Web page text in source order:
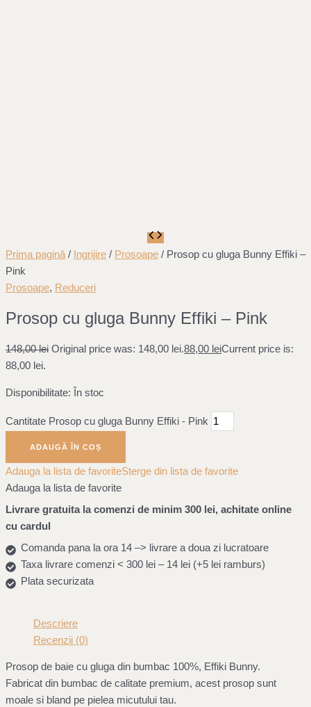
Prima pagină / Ingrijire / Prosoape / Prosop cu gluga Bunny Effiki –
Pink
Prosoape, Reduceri
Prosop cu gluga Bunny Effiki – Pink
148,00lei Original price was: 148,00 lei.88,00 leiCurrent price is:
88,00 lei.
Disponibilitate: În stoc
Cantitate Prosop cu gluga Bunny Effiki - Pink
ADAUGĂ ÎN COȘ
Adauga la lista de favoriteSterge din lista de favorite
Adauga la lista de favorite
Livrare gratuita la comenzi de minim 300 lei, achitate online
cu cardul
Comanda pana la ora 14 –> livrare a doua zi lucratoare
Taxa livrare comenzi < 300 lei – 14 lei (+5 lei ramburs)
Plata securizata
Descriere
Recenzii (0)
Prosop de baie cu gluga din bumbac 100%, Effiki Bunny.
Fabricat din bumbac de calitate premium, acest prosop sunt
moale si bland pe pielea micutului tau.